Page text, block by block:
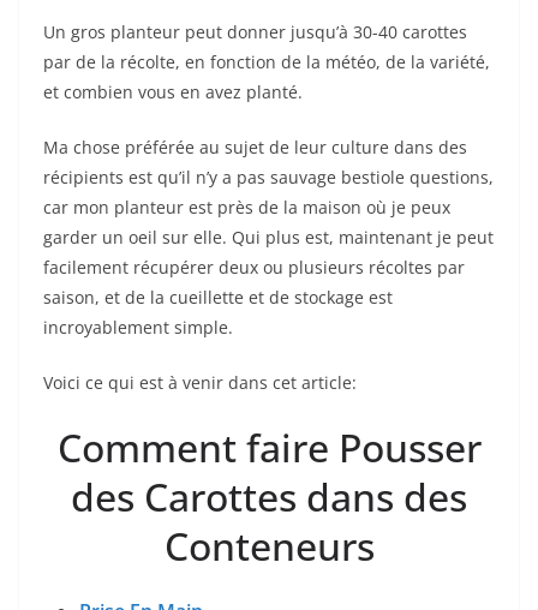
Un gros planteur peut donner jusqu’à 30-40 carottes
par de la récolte, en fonction de la météo, de la variété,
et combien vous en avez planté.
Ma chose préférée au sujet de leur culture dans des
récipients est qu’il n’y a pas sauvage bestiole questions,
car mon planteur est près de la maison où je peux
garder un oeil sur elle. Qui plus est, maintenant je peut
facilement récupérer deux ou plusieurs récoltes par
saison, et de la cueillette et de stockage est
incroyablement simple.
Voici ce qui est à venir dans cet article:
Comment faire Pousser
des Carottes dans des
Conteneurs